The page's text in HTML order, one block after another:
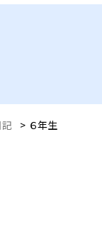
> ６年生